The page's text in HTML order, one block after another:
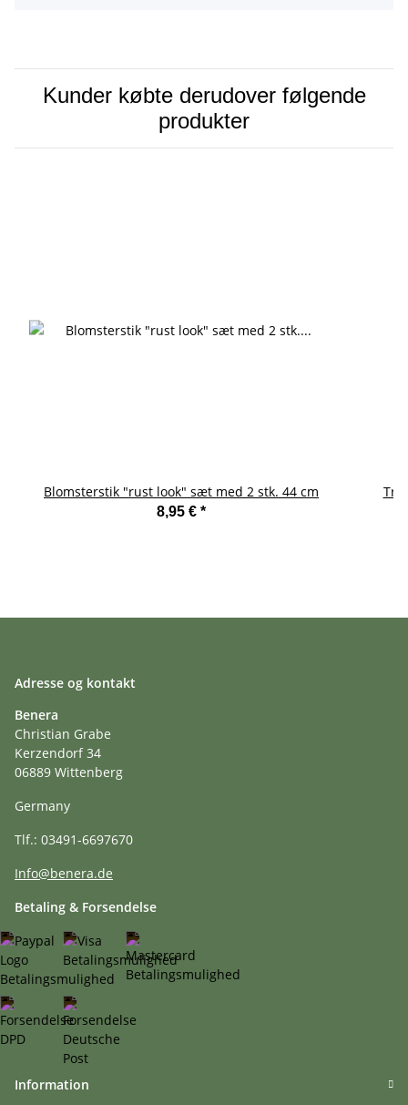
Kunder købte derudover følgende
produkter
Blomsterstik "rust look" sæt med 2 stk. 44 cm
8,95 € *
Adresse og kontakt
Benera
Christian Grabe
Kerzendorf 34
06889 Wittenberg
Germany
Tlf.: 03491-6697670
Info@benera.de
Betaling & Forsendelse
Information